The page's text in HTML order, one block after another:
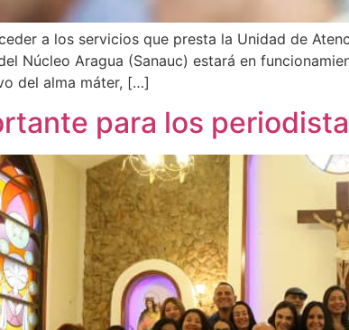
a los servicios que presta la Unidad de
Núcleo Aragua (Sanauc) estará en
del alma máter, […]
para los